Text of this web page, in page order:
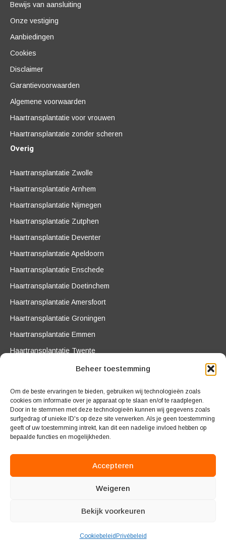
Beheer toestemming
Om de beste ervaringen te bieden, gebruiken wij technologieën zoals
cookies om informatie over je apparaat op te slaan en/of te raadplegen.
Door in te stemmen met deze technologieën kunnen wij gegevens zoals
surfgedrag of unieke ID's op deze site verwerken. Als je geen toestemming
geeft of uw toestemming intrekt, kan dit een nadelige invloed hebben op
bepaalde functies en mogelijkheden.
Accepteren
Weigeren
Bekijk voorkeuren
Cookiebeleid Privébeleid
Bewijs van aansluiting
Onze vestiging
Aanbiedingen
Cookies
Disclaimer
Garantievoorwaarden
Algemene voorwaarden
Haartransplantatie voor vrouwen
Haartransplantatie zonder scheren
Overig
Haartransplantatie Zwolle
Haartransplantatie Arnhem
Haartransplantatie Nijmegen
Haartransplantatie Zutphen
Haartransplantatie Deventer
Haartransplantatie Apeldoorn
Haartransplantatie Enschede
Haartransplantatie Doetinchem
Haartransplantatie Amersfoort
Haartransplantatie Groningen
Haartransplantatie Emmen
Haartransplantatie Twente
7481 LR Haaksbergen
015 - 700 97 77
info@beymanhaarkliniek.nl
AGB code 22222 177